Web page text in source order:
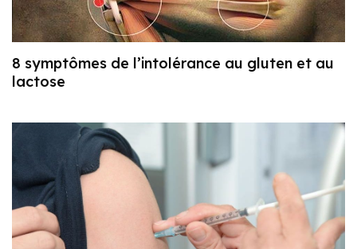
8 symptômes de l’intolérance au gluten et au
lactose